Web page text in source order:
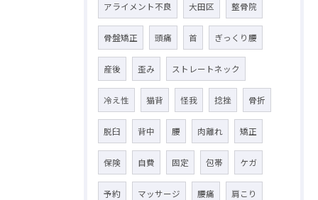
アライメント不良 大田区 整骨院
骨盤矯正 頭痛 首 ぎっくり腰
産後 歪み ストレートネック
冷え性 猫背 怪我 捻挫 骨折
脱臼 背中 腰 肉離れ 矯正
保険 自費 固定 包帯 ケガ
予約 マッサージ 腰痛 肩こり